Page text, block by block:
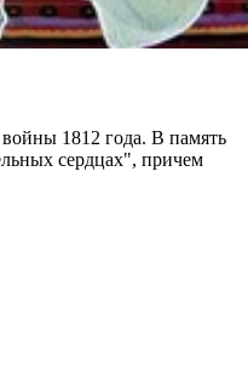
1812 года. В память
сердцах", причем